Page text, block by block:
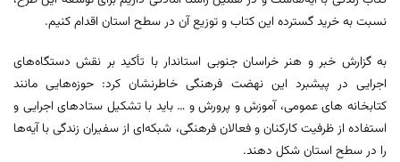
نسبت به خرید گسترده این کتاب و توزیع آن در سطح استان اقدام کنیم.
به گزارش خبر و هنر خراسان جنوبی استاندار با تأکید بر نقش دستگاه‌های
اجرایی در پیشبرد این نهضت فرهنگی خاطرنشان کرد: حوزه‌هایی مانند
کتابخانه‌ های عمومی، آموزش و پرورش و … باید با تشکیل ستادهای اجرایی و
استفاده از ظرفیت کارکنان و فعالان فرهنگی، شبکه‌ای از سفیران زندگی با آیه‌ها
را در سطح استان شکل دهند.